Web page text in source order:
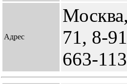
Адрес
71, 8-
663-